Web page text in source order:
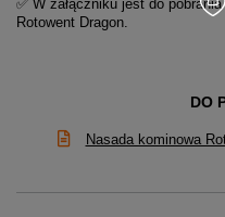
✅ W załączniku jest do
Rotowent Dragon.
DO
Nasada kominowa